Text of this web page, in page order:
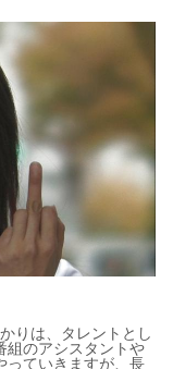
りは、タレントとし
組のアシスタントや
っていきますが、長